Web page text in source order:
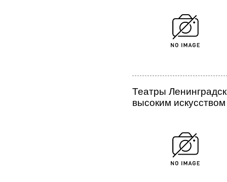
Театры
высоким искусством